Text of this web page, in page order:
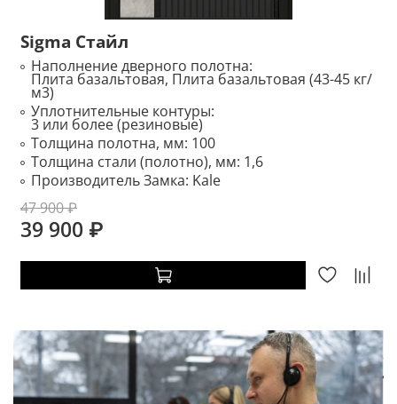
Sigma Стайл
Наполнение дверного полотна:
Плита базальтовая, Плита базальтовая (43-45 кг/
м3)
Уплотнительные контуры:
3 или более (резиновые)
Толщина полотна, мм: 100
Толщина стали (полотно), мм: 1,6
Производитель Замка: Kale
47 900 ₽
39 900 ₽